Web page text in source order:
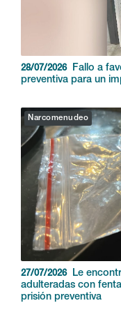
28/07/2026
Fallo a
preventiva para un
Narcomenudeo
27/07/2026
Le
adulteradas con
prisión preventiva